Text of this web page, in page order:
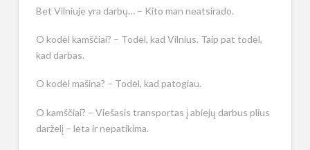
Bet Vilniuje yra darbų… – Kito man neatsirado.
O kodėl kamščiai? – Todėl, kad Vilnius. Taip pat todėl,
kad darbas.
O kodėl mašina? – Todėl, kad patogiau.
O kamščiai? – Viešasis transportas į abiejų darbus plius
darželį – lėta ir nepatikima.